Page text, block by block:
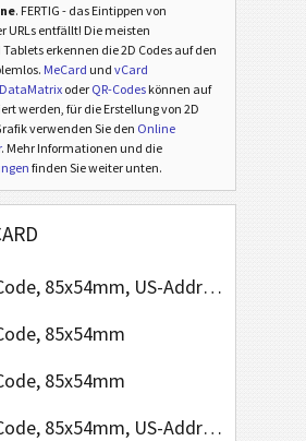
. FERTIG - das Eintippen von
URLs entfällt! Die meisten
erkennen die 2D Codes auf den
MeCard und vCard
DataMatrix oder QR-Codes können auf
werden, für die Erstellung von 2D
verwenden Sie den Online
. Mehr Informationen und die
finden Sie weiter unten.
QR Code, 85x54mm, US-Address Format
85x54mm
85x54mm
QR Code, 85x54mm, US-Address Format